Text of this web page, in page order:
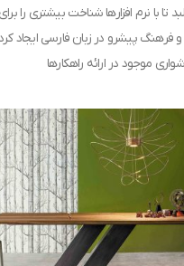
با نرم افزارها شناخت بیشتری را برای
پیشرو در زبان فارسی ایجاد
موجود در ارائه راهکارها